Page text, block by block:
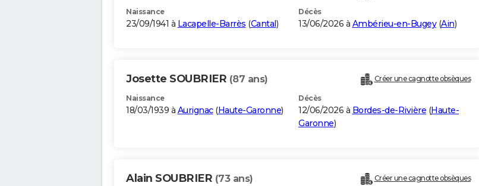
Naissance
23/09/1941 à Lacapelle-Barrès (Cantal)
Décès
13/06/2026 à Ambérieu-en-Bugey(Ain)
Josette SOUBRIER (87 ans) Créer une cagnotte obsèques
Naissance
18/03/1939 à Aurignac(Haute-Garonne)
Décès
12/06/2026 à Bordes-de-Rivière (Haute-
Garonne)
Alain SOUBRIER (73 ans) Créer une cagnotte obsèques